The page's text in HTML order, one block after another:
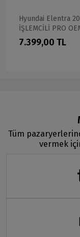
Hyundai Elentra
İŞLEMCİLİ PRO
7.399,00 TL
Tüm
vermek